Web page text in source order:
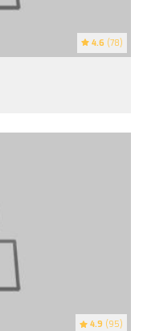
4.6 (78)
4.9 (95)